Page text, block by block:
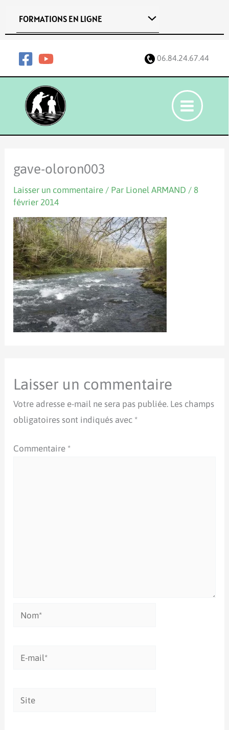
FORMATIONS EN LIGNE
06.84.24.67.44
gave-oloron003
Laisser un commentaire / Par Lionel ARMAND / 8
février 2014
Laisser un commentaire
Votre adresse e-mail ne sera pas publiée. Les champs
obligatoires sont indiqués avec *
Commentaire *
Nom*
Site